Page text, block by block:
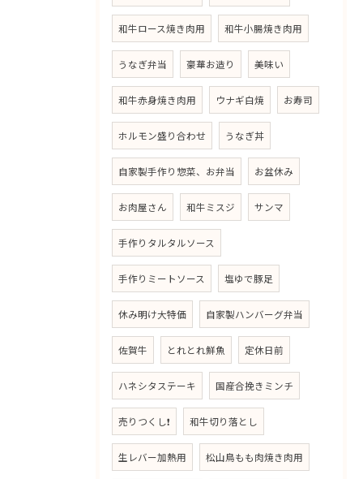
和牛ロース焼き肉用 和牛小腸焼き肉用
うなぎ弁当 豪華お造り 美味い
和牛赤身焼き肉用 ウナギ白焼 お寿司
ホルモン盛り合わせ うなぎ丼
自家製手作り惣菜、お弁当 お盆休み
お肉屋さん 和牛ミスジ サンマ
手作りタルタルソース
手作りミートソース 塩ゆで豚足
休み明け大特価 自家製ハンバーグ弁当
佐賀牛 とれとれ鮮魚 定休日前
ハネシタステーキ 国産合挽きミンチ
売りつくし❗ 和牛切り落とし
生レバー加熱用 松山鳥もも肉焼き肉用